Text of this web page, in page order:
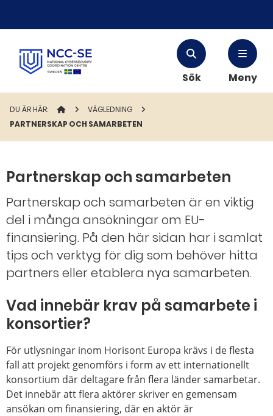
Sök Meny
DU ÄR HÄR: STARTSIDANVÄGLEDNING
PARTNERSKAP OCH SAMARBETEN
Partnerskap och samarbeten
Partnerskap och samarbeten är en viktig
del i många ansökningar om EU-
finansiering. På den här sidan har i samlat
tips och verktyg för dig som behöver hitta
partners eller etablera nya samarbeten.
Vad innebär krav på samarbete i
konsortier?
För utlysningar inom Horisont Europa krävs i de flesta
fall att projekt genomförs i form av ett internationellt
konsortium där deltagare från flera länder samarbetar.
Det innebär att flera aktörer skriver en gemensam
ansökan om finansiering, där en aktör är